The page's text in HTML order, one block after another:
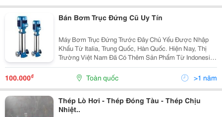
Bán Bơm Trục Đứng Cũ Uy Tín
Máy Bơm Trục Đứng Trước Đây Chủ Yếu Được Nhập
Khẩu Từ Italia, Trung Quốc, Hàn Quốc. Hiện Nay, Thị
Trường Việt Nam Đã Có Thêm Sản Phẩm Từ Indonesia
Và Hàn Quốc. Máy Bơm Trục Đứng Cũ Cũng Là Sự Lựa
Chọn Tuyệt Vời Cho Người Sử Dụng, Đặc Biệt Là
Những...
100.000₫ Toàn quốc >1 năm
Thép Lò Hơi - Thép Đóng Tàu - Thép Chịu
Nhiệt..